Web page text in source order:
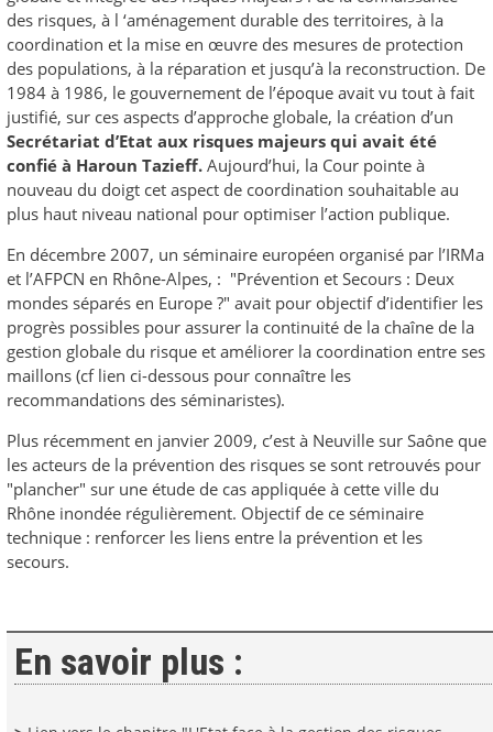
des risques, à l ‘aménagement durable des territoires, à la
coordination et la mise en œuvre des mesures de protection
des populations, à la réparation et jusqu’à la reconstruction. De
1984 à 1986, le gouvernement de l’époque avait vu tout à fait
justifié, sur ces aspects d’approche globale, la création d’un
Secrétariat d’Etat aux risques majeurs qui avait été
confié à Haroun Tazieff. Aujourd’hui, la Cour pointe à
nouveau du doigt cet aspect de coordination souhaitable au
plus haut niveau national pour optimiser l’action publique.
En décembre 2007, un séminaire européen organisé par l’IRMa
et l’AFPCN en Rhône-Alpes, : "Prévention et Secours : Deux
mondes séparés en Europe ?" avait pour objectif d’identifier les
progrès possibles pour assurer la continuité de la chaîne de la
gestion globale du risque et améliorer la coordination entre ses
maillons (cf lien ci-dessous pour connaître les
recommandations des séminaristes).
Plus récemment en janvier 2009, c’est à Neuville sur Saône que
les acteurs de la prévention des risques se sont retrouvés pour
"plancher" sur une étude de cas appliquée à cette ville du
Rhône inondée régulièrement. Objectif de ce séminaire
technique : renforcer les liens entre la prévention et les
secours.
En savoir plus :